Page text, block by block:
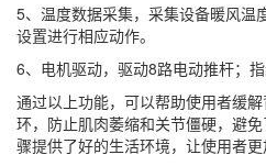
5、温度数据采集，采集设备暖风温
设置进行相应动作。
6、电机驱动，驱动8路电动推杆；
通过以上功能，可以帮助使用者缓
环，防止肌肉萎缩和关节僵硬，避
骤提供了好的生活环境，让使用者更